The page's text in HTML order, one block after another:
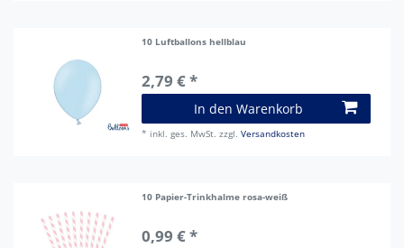
10 Luftballons hellblau
2,79 € *
In den Warenkorb
* inkl. ges. MwSt. zzgl.Versandkosten
10 Papier-Trinkhalme rosa-weiß
0,99 € *